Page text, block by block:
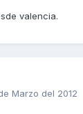
valencia.
Marzo del 2012